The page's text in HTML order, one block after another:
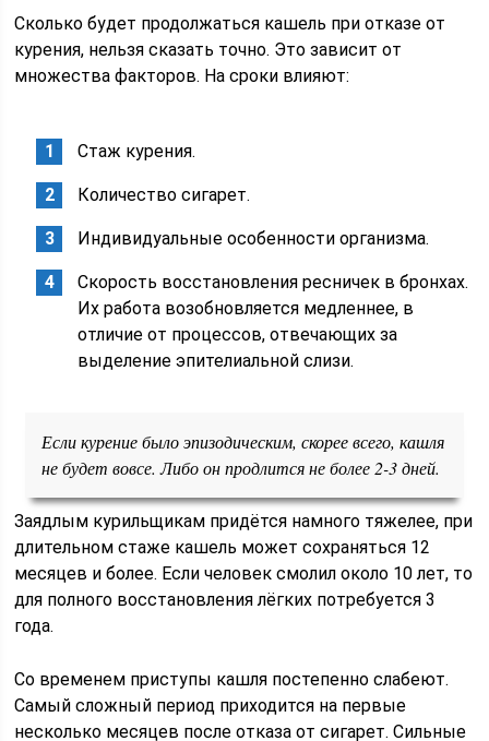
Сколько будет продолжаться кашель при отказе от
курения, нельзя сказать точно. Это зависит от
множества факторов. На сроки влияют:
Стаж курения.
Количество сигарет.
Индивидуальные особенности организма.
Скорость восстановления ресничек в бронхах.
Их работа возобновляется медленнее, в
отличие от процессов, отвечающих за
выделение эпителиальной слизи.
Если курение было эпизодическим, скорее всего, кашля
не будет вовсе. Либо он продлится не более 2-3 дней.
Заядлым курильщикам придётся намного тяжелее, при
длительном стаже кашель может сохраняться 12
месяцев и более. Если человек смолил около 10 лет, то
для полного восстановления лёгких потребуется 3
года.
Со временем приступы кашля постепенно слабеют.
Самый сложный период приходится на первые
несколько месяцев после отказа от сигарет. Сильные